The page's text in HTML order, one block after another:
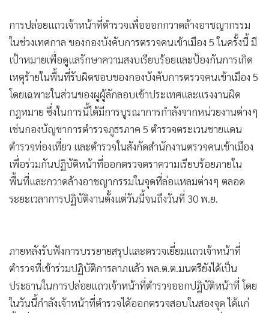
วิทยาศาสตร์
•
SMEs
• หุ้น
• อินโดจีน
• กองทุนรวม
• Celeb Online
• Factcheck
• ญี่ปุ่น
• News1
• Gotomanager
การปล่อยแถวเจ้าหน้าที่ตำรวจเพื่อออกกวาดล้างอาชญากรรม
ในช่วงเทศกาล ของกองบังคับการตรวจคนเข้าเมือง 5 ในครั้งนี้ มี
เป้าหมายเพื่อดูแลรักษาความสงบเรียบร้อยและป้องกันการเกิด
เหตุร้ายในพื้นที่รับผิดชอบของกองบังคับการตรวจคนเข้าเมือง 5
โดยเฉพาะในส่วนของผูผู้ลักลอบเข้าประเทศและแรงงานผิด
กฎหมาย ซึ่งในการนี้ได้มีการบูรณาการกำลังจากหน่วยงานต่างๆ
เช่นกองบัญชาการตำรวจภูธรภาค 5 ตำรวจตระเวนชายแดน
ตำรวจท่องเที่ยว และตำรวจในสังกัดสำนักงานตรวจคนเข้าเมือง
เพื่อร่วมกันปฏิบัติหน้าที่ออกตรวจตราความเรียบร้อยภายใน
พื้นที่และกวาดล้างอาชญากรรมในจุดที่ล่อแหลมต่างๆ ตลอด
ระยะเวลาการปฏิบัติงานตั้งแต่วันนี้จนถึงวันที่ 30 พ.ย.
ภายหลังรับฟังการบรรยายสรุปและตรวจเยี่ยมแถวเจ้าหน้าที่
ตำรวจที่เข้าร่วมปฏิบัติการลาภแล้ว พล.ต.ต.มนตรียังได้เป็น
ประธานในการปล่อยแถวเจ้าหน้าที่ตำรวจออกปฏิบัติหน้าที่ โดย
ในวันนี้กำลังเจ้าหน้าที่ตำรวจได้ออกตรวจสอบในสองจุด ได้แก่